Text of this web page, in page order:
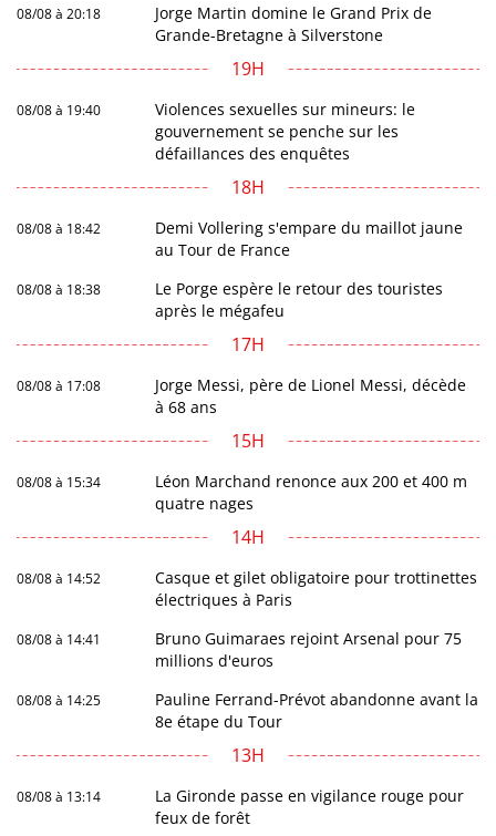
08/08 à 20:18
Jorge Martin domine le Grand Prix de
Grande-Bretagne à Silverstone
19H
08/08 à 19:40
Violences sexuelles sur mineurs: le
gouvernement se penche sur les
défaillances des enquêtes
18H
08/08 à 18:42
Demi Vollering s'empare du maillot jaune
au Tour de France
08/08 à 18:38
Le Porge espère le retour des touristes
après le mégafeu
17H
08/08 à 17:08
Jorge Messi, père de Lionel Messi, décède
à 68 ans
15H
08/08 à 15:34
Léon Marchand renonce aux 200 et 400 m
quatre nages
14H
08/08 à 14:52
Casque et gilet obligatoire pour trottinettes
électriques à Paris
08/08 à 14:41
Bruno Guimaraes rejoint Arsenal pour 75
millions d'euros
08/08 à 14:25
Pauline Ferrand-Prévot abandonne avant la
8e étape du Tour
13H
08/08 à 13:14
La Gironde passe en vigilance rouge pour
feux de forêt